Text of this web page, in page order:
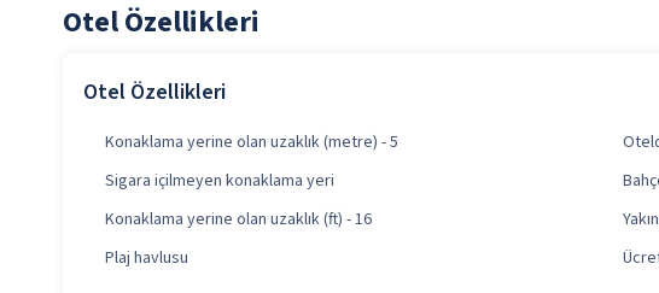
Otel Özellikleri
Otel Özellikleri
Konaklama yerine olan uzaklık (metre) - 5
Sigara içilmeyen konaklama yeri
Konaklama yerine olan uzaklık (ft) - 16
Plaj havlusu